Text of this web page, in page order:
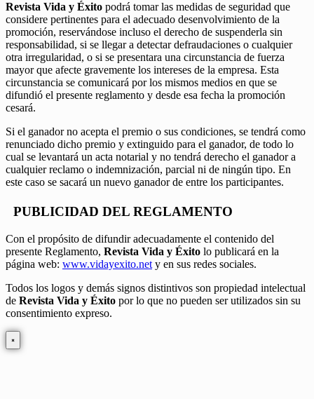
Revista Vida y Éxito podrá tomar las medidas de seguridad que
considere pertinentes para el adecuado desenvolvimiento de la
promoción, reservándose incluso el derecho de suspenderla sin
responsabilidad, si se llegar a detectar defraudaciones o cualquier
otra irregularidad, o si se presentara una circunstancia de fuerza
mayor que afecte gravemente los intereses de la empresa. Esta
circunstancia se comunicará por los mismos medios en que se
difundió el presente reglamento y desde esa fecha la promoción
cesará.
Si el ganador no acepta el premio o sus condiciones, se tendrá como
renunciado dicho premio y extinguido para el ganador, de todo lo
cual se levantará un acta notarial y no tendrá derecho el ganador a
cualquier reclamo o indemnización, parcial ni de ningún tipo. En
este caso se sacará un nuevo ganador de entre los participantes.
PUBLICIDAD DEL REGLAMENTO
Con el propósito de difundir adecuadamente el contenido del
presente Reglamento, Revista Vida y Éxito lo publicará en la
página web: www.vidayexito.net y en sus redes sociales.
Todos los logos y demás signos distintivos son propiedad intelectual
de Revista Vida y Éxito por lo que no pueden ser utilizados sin su
consentimiento expreso.
×